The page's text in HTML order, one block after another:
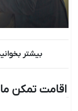
بیشتر
اقامت تمکن